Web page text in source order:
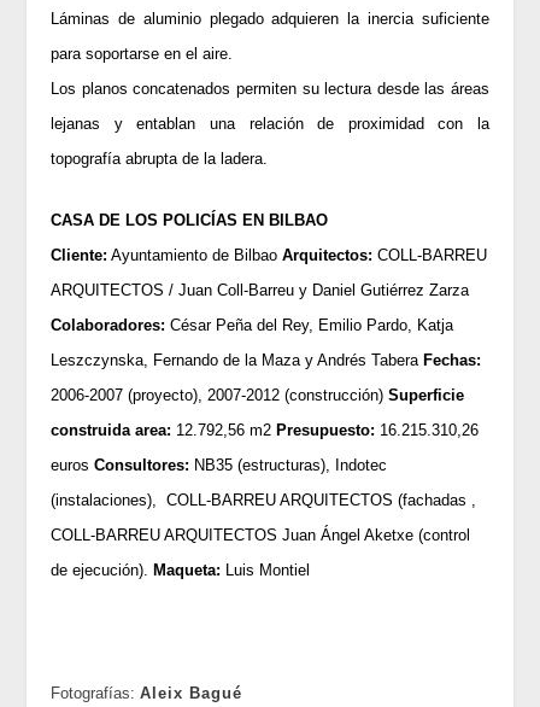
Láminas de aluminio plegado adquieren la inercia suficiente
para soportarse en el aire.
Los planos concatenados permiten su lectura desde las áreas
lejanas y entablan una relación de proximidad con la
topografía abrupta de la ladera.
CASA DE LOS POLICÍAS EN BILBAO
Cliente: Ayuntamiento de BilbaoArquitectos: COLL-BARREU
ARQUITECTOS / Juan Coll-Barreu y Daniel Gutiérrez Zarza
Colaboradores: César Peña del Rey, Emilio Pardo, Katja
Leszczynska, Fernando de la Maza y Andrés Tabera Fechas:
2006-2007 (proyecto), 2007-2012 (construcción) Superficie
construida area: 12.792,56 m2 Presupuesto: 16.215.310,26
eurosConsultores: NB35 (estructuras), Indotec
(instalaciones), COLL-BARREU ARQUITECTOS (fachadas ,
COLL-BARREU ARQUITECTOS Juan Ángel Aketxe (control
de ejecución). Maqueta: Luis Montiel
Fotografías:Aleix Bagué